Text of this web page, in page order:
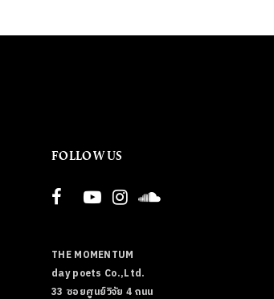
FOLLOW US
THE MOMENTUM
day poets Co.,Ltd.
33 ซอยศูนย์วิจัย 4 ถนน